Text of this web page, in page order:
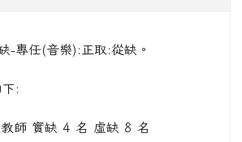
-專任(音樂):正取:從缺。
:
師 實缺 4 名 虛缺 8 名